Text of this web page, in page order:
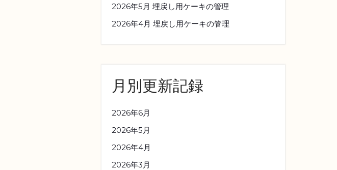
2026年5月 埋戻し用ケーキの管理
2026年4月 埋戻し用ケーキの管理
月別更新記録
2026年6月
2026年5月
2026年4月
2026年3月